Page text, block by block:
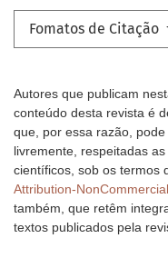
Fomatos de Citação
Autores que publicam
conteúdo desta revista é
que, por essa razão,
livremente, respeitadas
científicos, sob os termos
Attribution-
também, que retêm
textos publicados pela